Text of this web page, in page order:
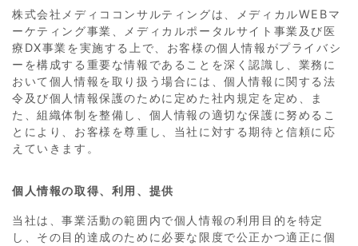
株式会社メディココンサルティングは、メディカルWEBマ
ーケティング事業、メディカルポータルサイト事業及び医
療DX事業を実施する上で、お客様の個人情報がプライバシ
ーを構成する重要な情報であることを深く認識し、業務に
おいて個人情報を取り扱う場合には、個人情報に関する法
令及び個人情報保護のために定めた社内規定を定め、ま
た、組織体制を整備し、個人情報の適切な保護に努めるこ
とにより、お客様を尊重し、当社に対する期待と信頼に応
えていきます。
個人情報の取得、利用、提供
当社は、事業活動の範囲内で個人情報の利用目的を特定
し、その目的達成のために必要な限度で公正かつ適正に個